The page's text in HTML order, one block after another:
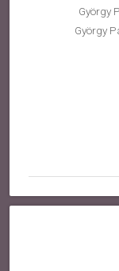
György
György